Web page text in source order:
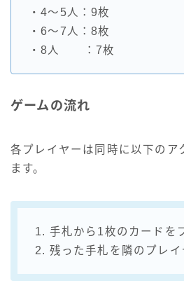
・4～5人：9枚
・6～7人：8枚
・8人 ：7枚
ゲームの流れ
各プレイヤーは同時に以下のア
ます。
1. 手札から1枚のカードを
2. 残った手札を隣のプレイ